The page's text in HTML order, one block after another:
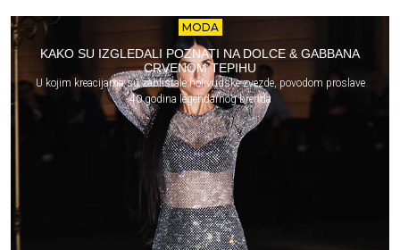
MODA
KAKO SU IZGLEDALI POZNATI NA DOLCE & GABBANA
CRVENOM TEPIHU
U kojim kreacijama su zablistale holivudske zvezde, povodom proslave
40 godina legendarnog brenda